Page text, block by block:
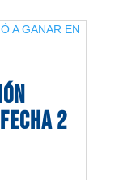
2